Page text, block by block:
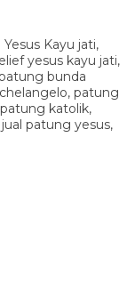
Kayu jati,
yesus kayu jati,
bunda
patung
katolik,
patung yesus,